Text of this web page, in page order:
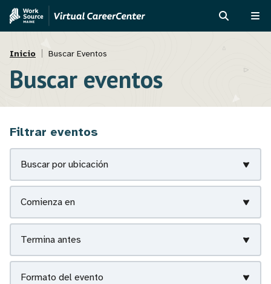
Pasar
principal
Skip
Assistant
Ruta
de
Inicio Buscar Eventos
Buscar eventos
Filtrar eventos
Buscar por ubicación
Comienza en
Termina antes
Formato del evento